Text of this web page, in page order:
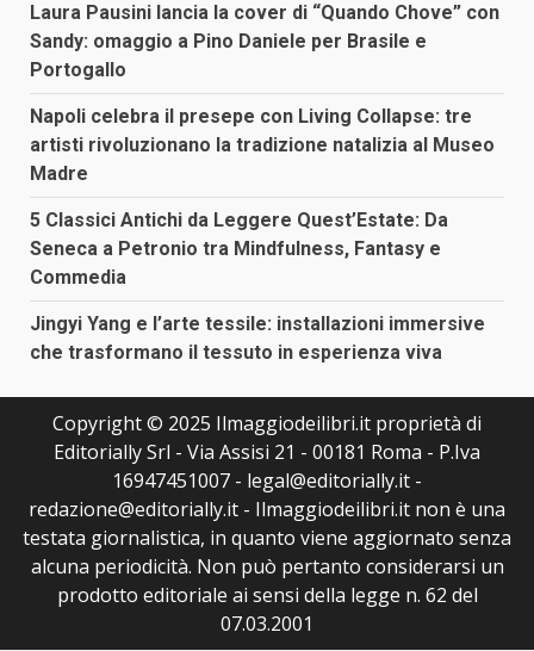
Laura Pausini lancia la cover di “Quando Chove” con
Sandy: omaggio a Pino Daniele per Brasile e
Portogallo
Napoli celebra il presepe con Living Collapse: tre
artisti rivoluzionano la tradizione natalizia al Museo
Madre
5 Classici Antichi da Leggere Quest’Estate: Da
Seneca a Petronio tra Mindfulness, Fantasy e
Commedia
Jingyi Yang e l’arte tessile: installazioni immersive
che trasformano il tessuto in esperienza viva
Copyright © 2025 Ilmaggiodeilibri.it proprietà di
Editorially Srl - Via Assisi 21 - 00181 Roma - P.Iva
16947451007 - legal@editorially.it -
redazione@editorially.it - Ilmaggiodeilibri.it non è una
testata giornalistica, in quanto viene aggiornato senza
alcuna periodicità. Non può pertanto considerarsi un
prodotto editoriale ai sensi della legge n. 62 del
07.03.2001